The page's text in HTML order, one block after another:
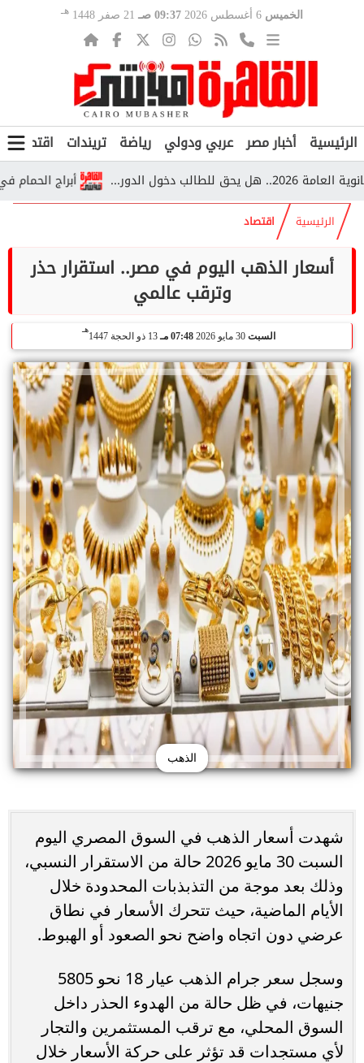
الخميس 09:37 صـ 21 صفر 1448 هـ
الرئيسية أخبار مصر عربي ودولي رياضة تريندات اقتصاد
أبراج الحمام في
الرئيسية اقتصاد
أسعار الذهب اليوم في مصر.. استقرار حذر
وترقب عالمي
السبت 07:48 مـ 13 ذو الحجة 1447
هـ
الذهب
شهدت أسعار الذهب في السوق المصري اليوم
السبت 30 مايو 2026 حالة من الاستقرار النسبي،
وذلك بعد موجة من التذبذبات المحدودة خلال
الأيام الماضية، حيث تتحرك الأسعار في نطاق
عرضي دون اتجاه واضح نحو الصعود أو الهبوط.
وسجل سعر جرام الذهب عيار 18 نحو 5805
جنيهات، في ظل حالة من الهدوء الحذر داخل
السوق المحلي، مع ترقب المستثمرين والتجار
لأي مستجدات قد تؤثر على حركة الأسعار خلال